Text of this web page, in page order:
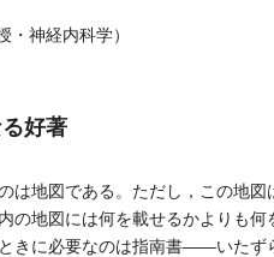
・神経内科学）
好著
地図である。ただし，この地図
の地図には何を載せるかよりも
きに必要なのは指南書――いたず